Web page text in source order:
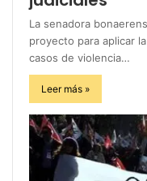
La senadora
proyecto para aplicar
casos de violencia…
Leer más »